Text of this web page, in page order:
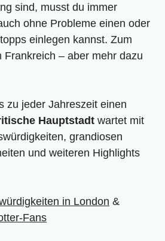
sind, musst du immer
ohne Probleme einen oder
einlegen kannst. Zum
Frankreich – aber mehr dazu
zu jeder Jahreszeit einen
Hauptstadt wartet mit
grandiosen
und weiteren Highlights
in London &
Fans